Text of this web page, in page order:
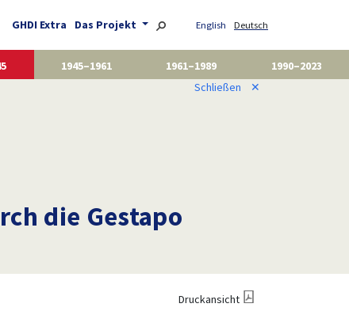
GHDI Extra Das Projekt English Deutsch
1945–1961 1961–1989
1990–2023
Schließen ✕
die Gestapo
Druckansicht